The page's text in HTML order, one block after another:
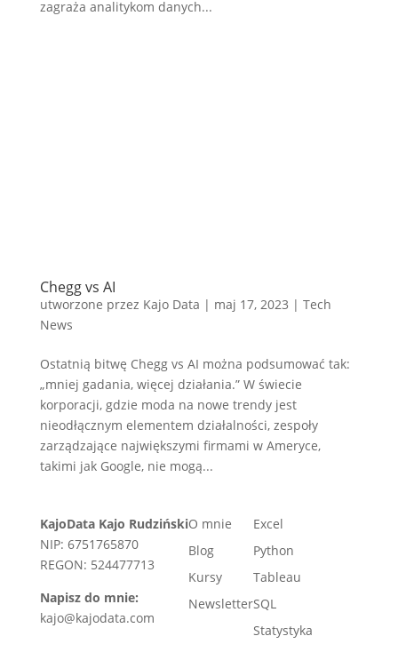
zagraża analitykom danych...
Chegg vs AI
utworzone przez Kajo Data | maj 17, 2023 | Tech
News
Ostatnią bitwę Chegg vs AI można podsumować tak:
„mniej gadania, więcej działania.” W świecie
korporacji, gdzie moda na nowe trendy jest
nieodłącznym elementem działalności, zespoły
zarządzające największymi firmami w Ameryce,
takimi jak Google, nie mogą...
KajoData Kajo Rudziński
NIP: 6751765870
REGON: 524477713
Napisz do mnie:
kajo@kajodata.com
O mnie
Blog
Kursy
Newsletter
Excel
Python
Tableau
SQL
Statystyka